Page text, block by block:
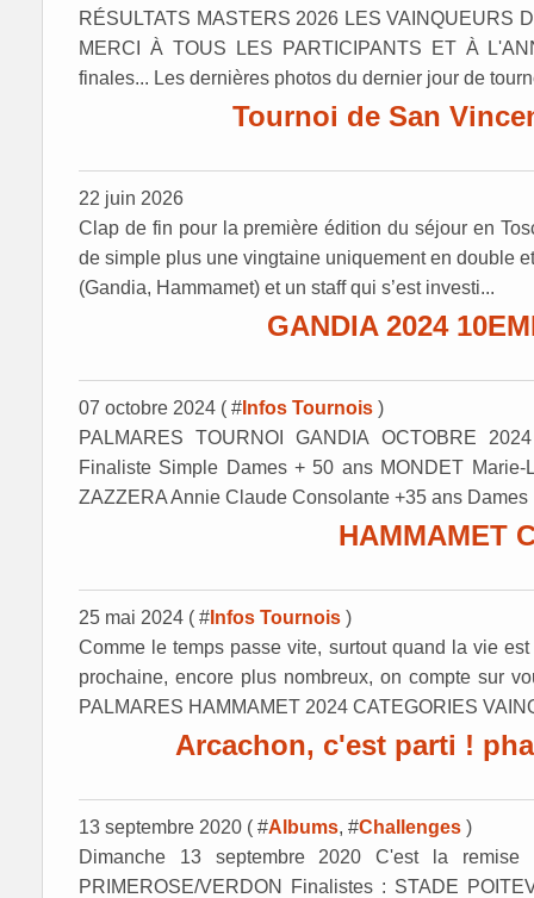
RÉSULTATS MASTERS 2026 LES VAINQUEURS
MERCI À TOUS LES PARTICIPANTS ET À
finales... Les dernières photos du dernier jour de
Tournoi de San
22 juin 2026
Clap de fin pour la première édition du séjour en
de simple plus une vingtaine uniquement en double
(Gandia, Hammamet) et un staff qui s’est investi...
GANDIA 2024
07 octobre 2024 ( # Infos Tournois )
PALMARES TOURNOI GANDIA OCTOBRE
Finaliste Simple Dames + 50 ans MONDET
ZAZZERA Annie Claude Consolante +35 ans
HAMMAMET
25 mai 2024 ( # Infos Tournois )
Comme le temps passe vite, surtout quand la vie
prochaine, encore plus nombreux, on compte sur
PALMARES HAMMAMET 2024 CATEGORIES
Arcachon, c'est parti !
13 septembre 2020 ( #Albums, #Challenges )
Dimanche 13 septembre 2020 C'est la
PRIMEROSE/VERDON Finalistes : STADE